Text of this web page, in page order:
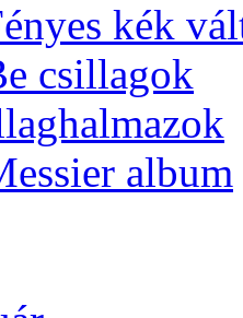
kék
csil­la­gok
al­bum